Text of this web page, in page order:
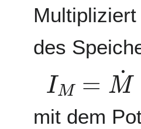
des
IM ˙
mit dem